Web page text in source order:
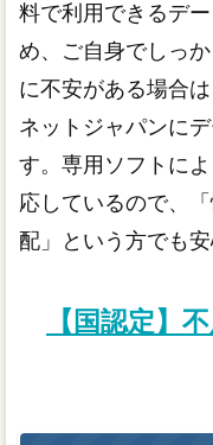
料で利用できるデ
め、ご自身でしっ
に不安がある場合
ネットジャパンに
す。専用ソフトに
応しているので、
配」という方でも
【国認定】